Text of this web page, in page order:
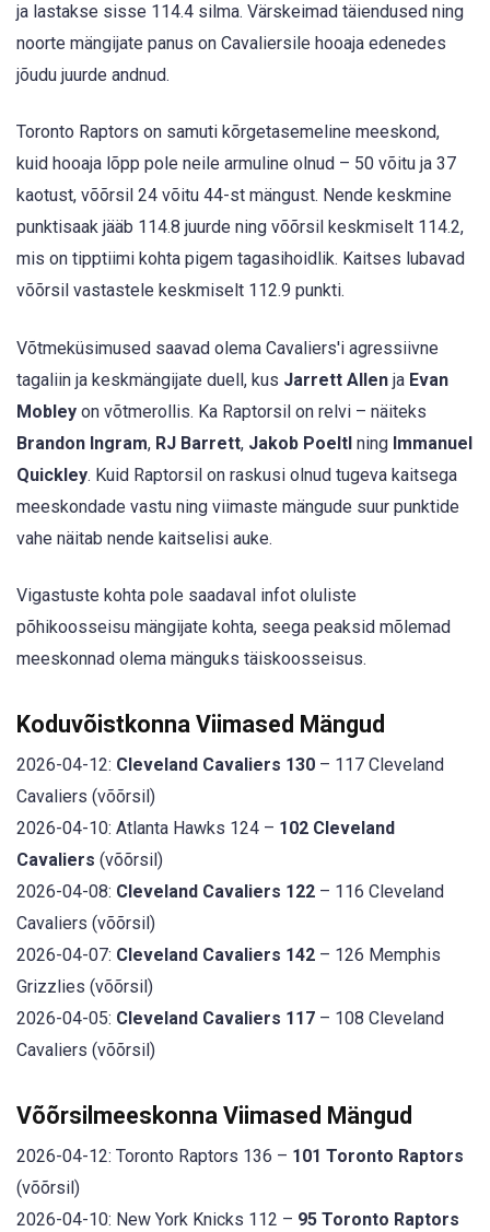
ja lastakse sisse 114.4 silma. Värskeimad täiendused ning
noorte mängijate panus on Cavaliersile hooaja edenedes
jõudu juurde andnud.
Toronto Raptors on samuti kõrgetasemeline meeskond,
kuid hooaja lõpp pole neile armuline olnud – 50 võitu ja 37
kaotust, võõrsil 24 võitu 44-st mängust. Nende keskmine
punktisaak jääb 114.8 juurde ning võõrsil keskmiselt 114.2,
mis on tipptiimi kohta pigem tagasihoidlik. Kaitses lubavad
võõrsil vastastele keskmiselt 112.9 punkti.
Võtmeküsimused saavad olema Cavaliers'i agressiivne
tagaliin ja keskmängijate duell, kus Jarrett Allen ja Evan
Mobley on võtmerollis. Ka Raptorsil on relvi – näiteks
Brandon Ingram, RJ Barrett, Jakob Poeltl ning Immanuel
Quickley. Kuid Raptorsil on raskusi olnud tugeva kaitsega
meeskondade vastu ning viimaste mängude suur punktide
vahe näitab nende kaitselisi auke.
Vigastuste kohta pole saadaval infot oluliste
põhikoosseisu mängijate kohta, seega peaksid mõlemad
meeskonnad olema mänguks täiskoosseisus.
Koduvõistkonna Viimased Mängud
2026-04-12: Cleveland Cavaliers 130 – 117 Cleveland
Cavaliers (võõrsil)
2026-04-10: Atlanta Hawks 124 – 102 Cleveland
Cavaliers (võõrsil)
2026-04-08: Cleveland Cavaliers 122 – 116 Cleveland
Cavaliers (võõrsil)
2026-04-07: Cleveland Cavaliers 142 – 126 Memphis
Grizzlies (võõrsil)
2026-04-05: Cleveland Cavaliers 117 – 108 Cleveland
Cavaliers (võõrsil)
Võõrsilmeeskonna Viimased Mängud
2026-04-12: Toronto Raptors 136 – 101 Toronto Raptors
(võõrsil)
2026-04-10: New York Knicks 112 – 95 Toronto Raptors